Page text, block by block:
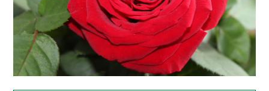
HISTORIA
HISTORIA
YLEINEN
ALLMÄN
MAINOSTAJILLE
FÖR
ANNONSÖRER